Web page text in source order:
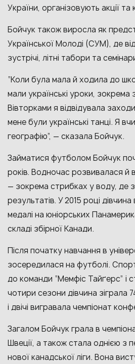
України, організовують акції та
Бойчук також виросла як
Української Молоді (СУМ), де
зустрічі, літні табори та
“Коли була мала й ходила до
мали українські уроки, зокрема
Вівторками я відвідувала
мене були українські танці. Я
географію”, — сказала Бойчук.
Займатися футболом Бойчук
років. Водночас розвивалася й
— зокрема стрибках у воду, де
результатів. У 2015 році
медалі на юніорських
складі збірної Канади.
Після початку навчання в
зосередилася на футболі.
до команди “Мемфіс Тайґерс” і
чотири сезони дівчина зіграла
і двічі вигравала чемпіонат
Загалом Бойчук грала в
Швеції, а також стала однією з
нової канадської ліги. Вона